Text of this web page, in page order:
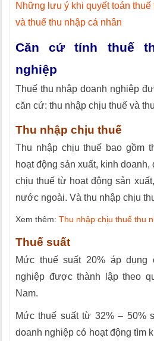
Những lưu ý khi quyết toán
và thuế thu nhập cá nhân
Căn cứ tính thuế
nghiệp
Thuế thu nhập doanh nghiệp
căn cứ: thu nhập chịu thuế và
Thu nhập chịu thuế
Thu nhập chịu thuế bao gồm
hoạt động sản xuất, kinh
chịu thuế từ hoạt động sản
nước ngoài. Và thu nhập chịu
Xem thêm: Thu nhập chịu thuế thu
Thuế suất
Mức thuế suất 20% áp dụng
nghiệp được thành lập theo
Nam.
Mức thuế suất từ 32% – 50%
doanh nghiệp có hoạt động tìm